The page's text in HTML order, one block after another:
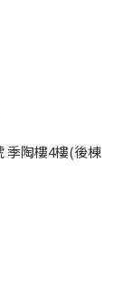
季陶樓4樓(後棟